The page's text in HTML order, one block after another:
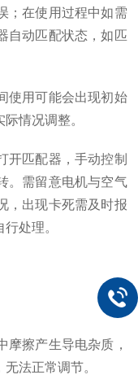
在使用过程中如需
自动匹配状态，如匹
用可能会出现初始
情况调整。
匹配器，手动控制
。需留意电机与空气
，出现卡死需及时报
处理。
擦产生导电杂质，
法正常调节。